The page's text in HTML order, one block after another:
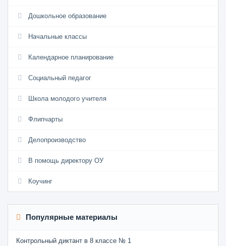
Дошкольное образование
Начальные классы
Календарное планирование
Социальный педагог
Школа молодого учителя
Флипчарты
Делопроизводство
В помощь директору ОУ
Коучинг
Популярные материалы
Контрольный диктант в 8 классе № 1